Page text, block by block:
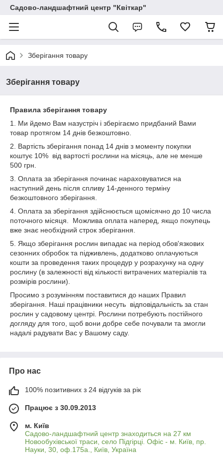
Садово-ландшафтний центр "Квіткар"
Зберігання товару
Зберігання товару
Правила зберігання товару
1. Ми йдемо Вам назустріч і зберігаємо придбаний Вами
товар протягом 14 днів безкоштовно.
2. Вартість зберігання понад 14 днів з моменту покупки
коштує 10% від вартості рослини на місяць, але не менше
500 грн.
3. Оплата за зберігання починає нараховуватися на
наступний день після спливу 14-денного терміну
безкоштовного зберігання.
4. Оплата за зберігання здійснюється щомісячно до 10 числа
поточного місяця. Можлива оплата наперед, якщо покупець
вже знає необхідний строк зберігання.
5. Якщо зберігання рослин випадає на період обов'язкових
сезонних обробок та підживлень, додатково оплачуються
кошти за проведення таких процедур у розрахунку на одну
рослину (в залежності від кількості витрачених матеріалів та
розмірів рослини).
Просимо з розумінням поставитися до наших Правил
зберігання. Наші працівники несуть відповідальність за стан
рослин у садовому центрі. Рослини потребують постійного
догляду для того, щоб вони добре себе почували та змогли
надалі радувати Вас у Вашому саду.
Про нас
100% позитивних з 24 відгуків за рік
Працює з 30.09.2013
м. Київ
Садово-ландшафтний центр знаходиться на 27 км
Новообухівської траси, село Підгірці. Офіс - м. Київ, пр.
Науки, 30, оф.175а., Київ, Україна